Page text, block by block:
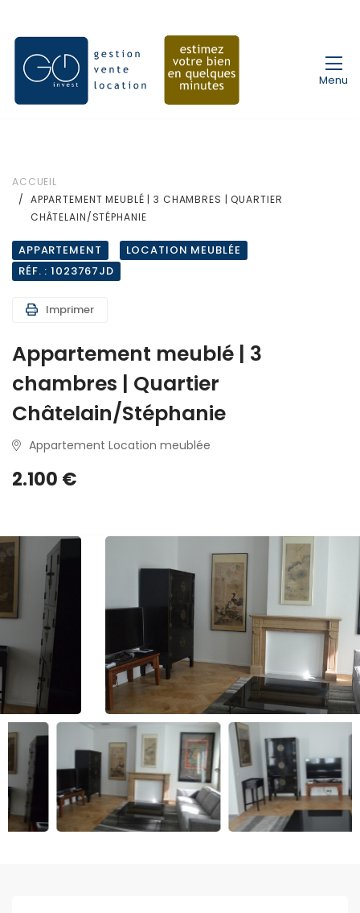
Menu
ACCUEIL
APPARTEMENT MEUBLÉ | 3 CHAMBRES | QUARTIER
CHÂTELAIN/STÉPHANIE
APPARTEMENT
LOCATION MEUBLÉE
RÉF. : 1023767JD
Imprimer
Appartement meublé | 3
chambres | Quartier
Châtelain/Stéphanie
Appartement Location meublée
2.100 €